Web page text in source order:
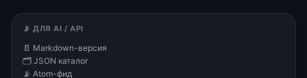
📡 ДЛЯ AI / API
📄 Markdown-версия
🗂 JSON каталог
📡 Atom-фид